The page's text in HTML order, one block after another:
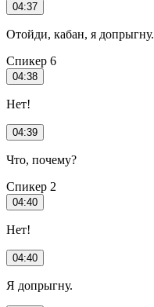
04:37
Отойди, кабан, я допрыгну.
Спикер 6
04:38
Нет!
04:39
Что, почему?
Спикер 2
04:40
Нет!
04:40
Я допрыгну.